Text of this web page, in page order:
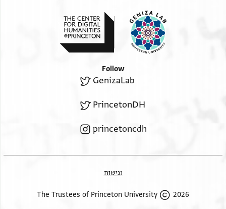
Follow
GenizaLab
PrincetonDH
princetoncdh
נגישות
2026 The Trustees of Princeton University